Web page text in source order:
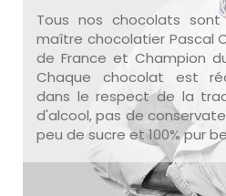
Tous nos chocolats
maître chocolatier Pascal
de France et Champion
Chaque chocolat est
dans le respect de la
d'alcool, pas de
peu de sucre et 100% pur